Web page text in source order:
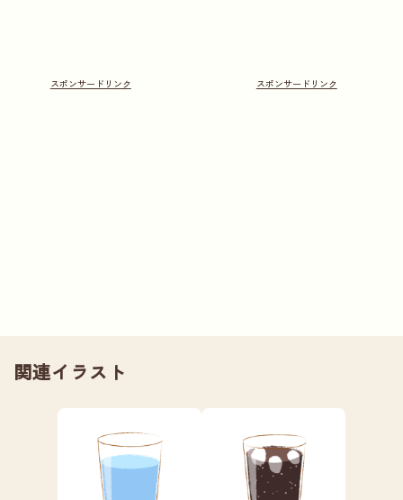
関連イラスト